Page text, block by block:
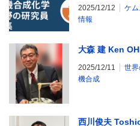
2025/12/12 ケム
情報
大森 建 Ken
2025/12/11 世
機合成
西川俊夫